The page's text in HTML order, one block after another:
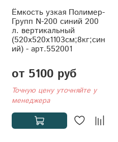
Ёмкость узкая Полимер-
Групп N-200 синий 200
л. вертикальный
(520x520x1103см;8кг;син
ий) - арт.552001
от 5100 руб
Точную цену уточняйте у
менеджера